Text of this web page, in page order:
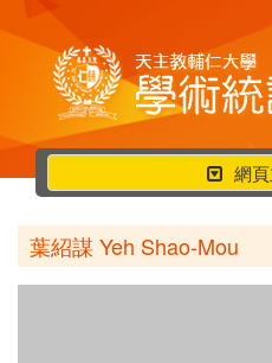
行
動
選
單
網
葉紹謀 Yeh Shao-Mou